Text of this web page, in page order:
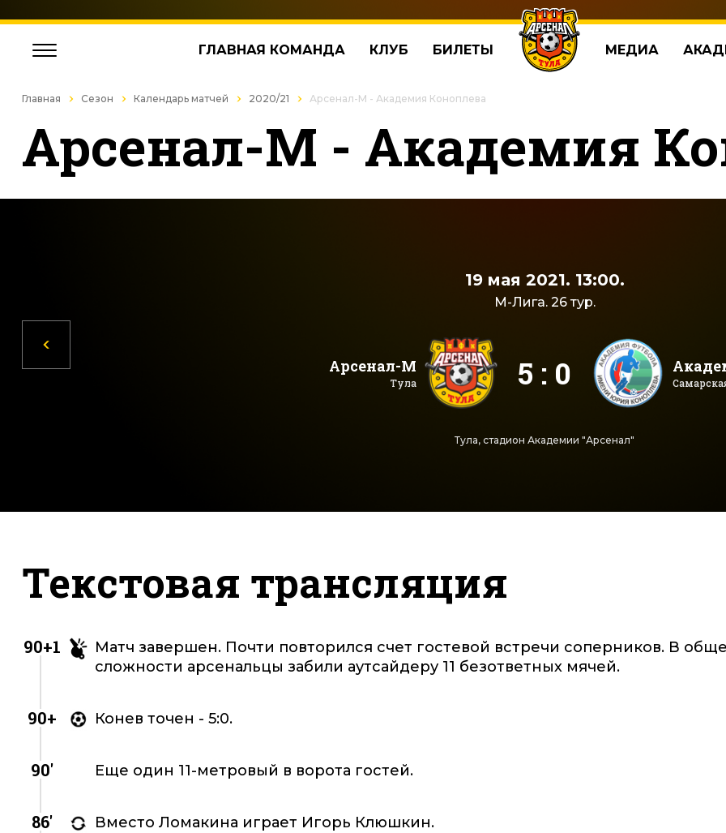
ГЛАВНАЯ КОМАНДА КЛУБ БИЛЕТЫ МЕДИА
Главная Сезон Календарь матчей 2020/21 Арсенал-М - Академия Коноплева
Арсенал-М - Академия
19 мая 2021. 13:00.
М-Лига. 26 тур.
Арсенал-М
Тула 5 : 0
Тула, стадион Академии "Арсенал"
Текстовая трансляция
90+1
Матч завершен. Почти повторился счет гостевой встречи соперников. В
сложности арсенальцы забили аутсайдеру 11 безответных мячей.
90+ Конев точен - 5:0.
90' Еще один 11-метровый в ворота гостей.
86' Вместо Ломакина играет Игорь Клюшкин.